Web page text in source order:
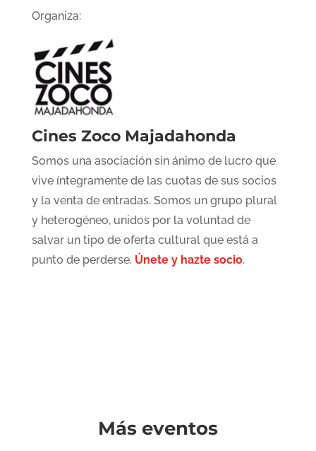
Organiza:
Cines Zoco Majadahonda
Somos una asociación sin ánimo de lucro que
vive íntegramente de las cuotas de sus socios
y la venta de entradas. Somos un grupo plural
y heterogéneo, unidos por la voluntad de
salvar un tipo de oferta cultural que está a
punto de perderse. Únete y hazte socio.
Más eventos